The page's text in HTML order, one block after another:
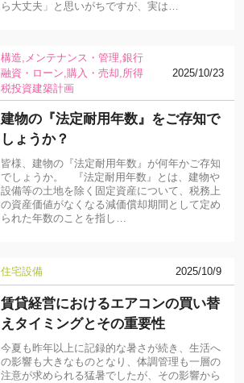
ら大丈夫」と思いがちですが、実は…
構造 メンテナンス・管理 銀行
融資・ローン 購入・売却 所得
税投資建築計画
2025/10/23
建物の『法定耐用年数』をご存知で
しょうか？
皆様、建物の『法定耐用年数』が何年かご存知
でしょうか。 『法定耐用年数』とは、建物や
設備等の土地を除く固定資産について、税務上
の資産価値がなくなる減価償却期間として定め
られた年数のことを指し…
住宅設備 2025/10/9
賃貸経営におけるエアコンの買い替
えタイミングとその重要性
今夏も昨年以上に記録的な暑さが続き、生活へ
の影響も大きなものとなり、体調管理も一層の
注意が求められる猛暑でしたが、その影響から